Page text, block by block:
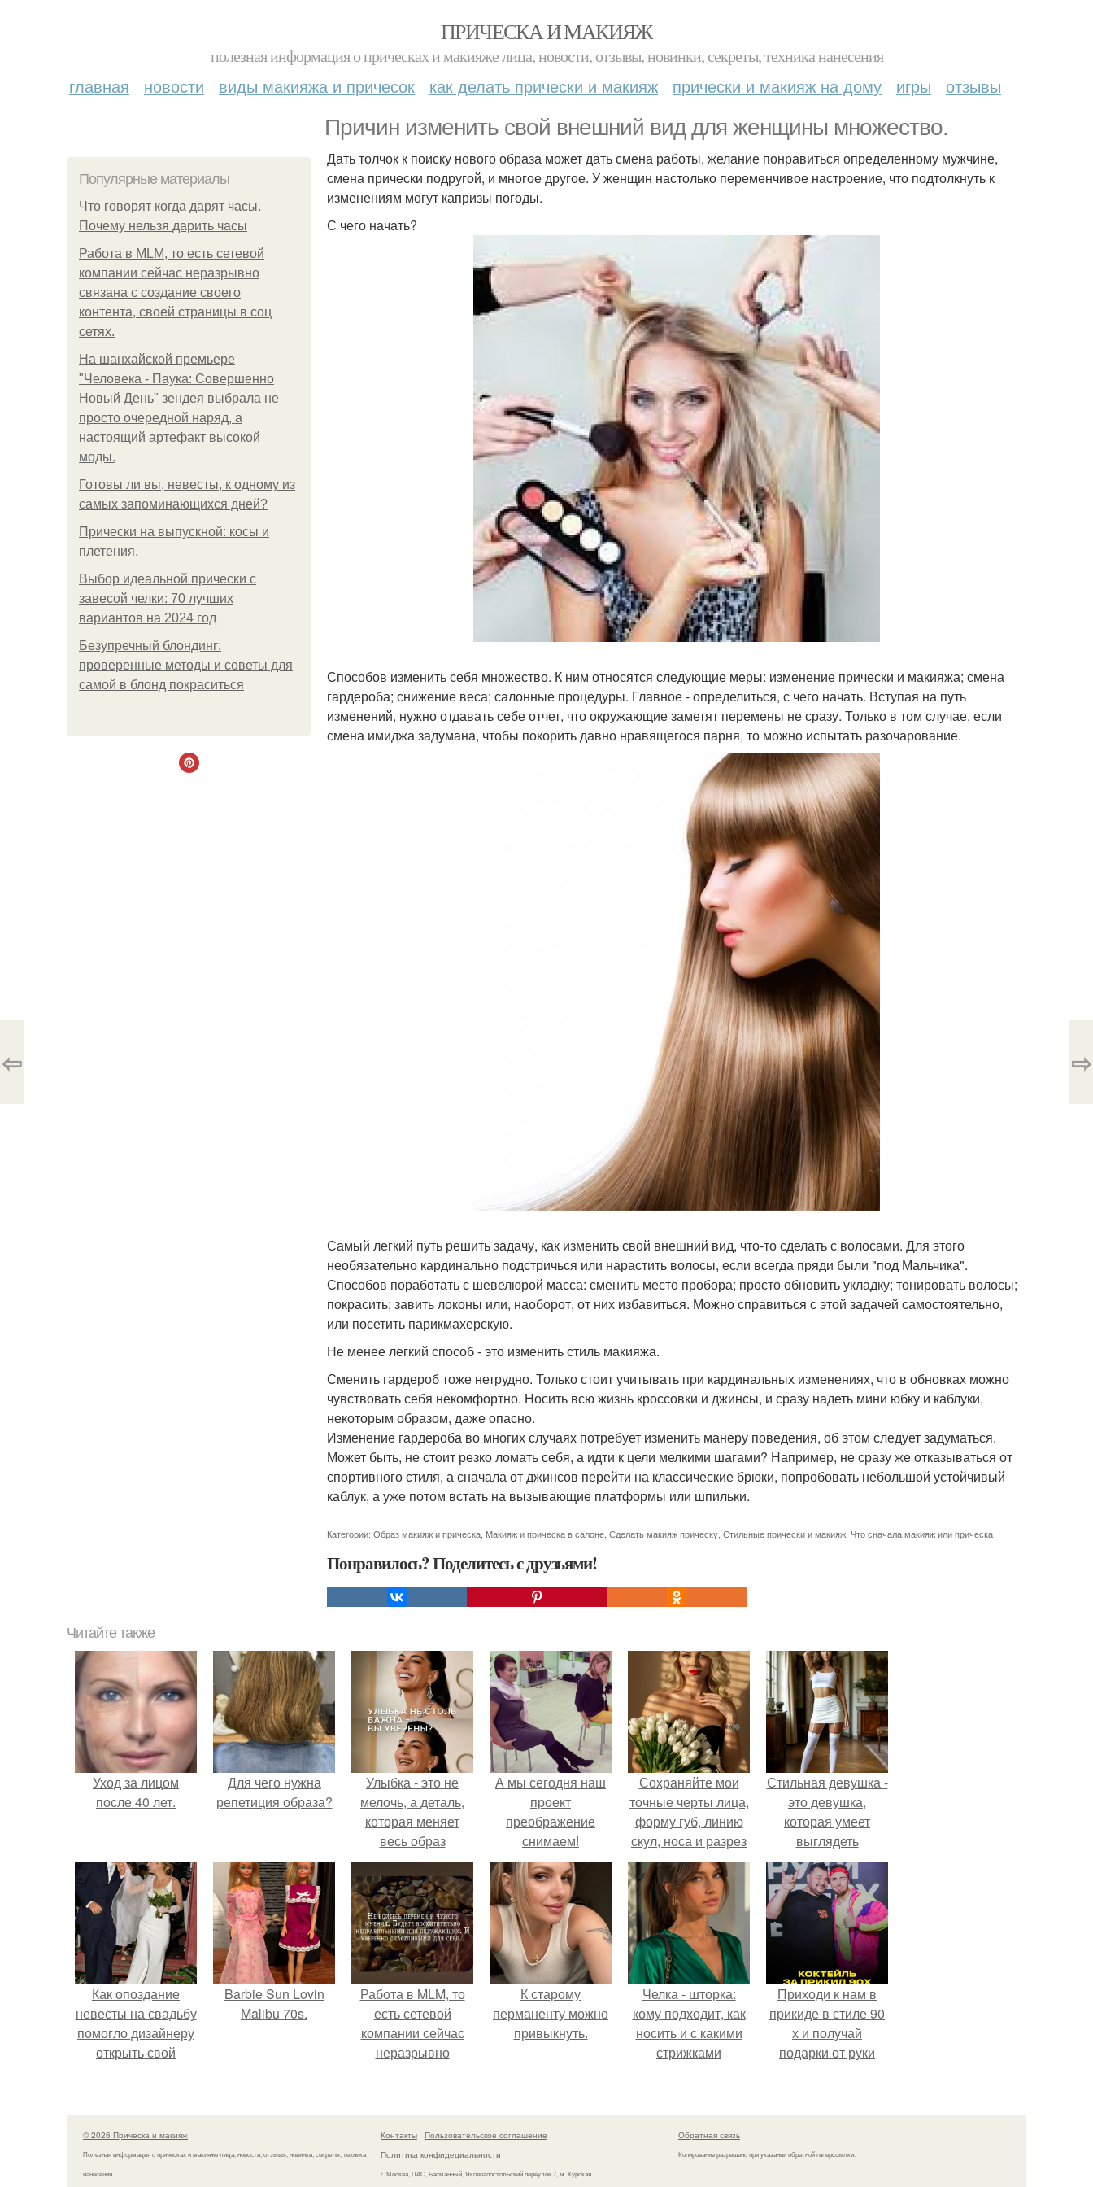
ПРИЧЕСКА И МАКИЯЖ
полезная информация о прическах и макияже лица, новости, отзывы, новинки, секреты, техника нанесения
главная новости виды макияжа и причесок как делать прически и макияж прически и макияж на дому игры отзывы
Причин изменить свой внешний вид для женщины множество.
Популярные материалы
Что говорят когда дарят часы.
Почему нельзя дарить часы
Работа в MLM, то есть сетевой
компании сейчас неразрывно
связана с создание своего
контента, своей страницы в соц
сетях.
На шанхайской премьере
"Человека - Паука: Совершенно
Новый День" зендея выбрала не
просто очередной наряд, а
настоящий артефакт высокой
моды.
Готовы ли вы, невесты, к одному из
самых запоминающихся дней?
Прически на выпускной: косы и
плетения.
Выбор идеальной прически с
завесой челки: 70 лучших
вариантов на 2024 год
Безупречный блондинг:
проверенные методы и советы для
самой в блонд покраситься
Дать толчок к поиску нового образа может дать смена работы, желание понравиться определенному мужчине,
смена прически подругой, и многое другое. У женщин настолько переменчивое настроение, что подтолкнуть к
изменениям могут капризы погоды.
С чего начать?
Способов изменить себя множество. К ним относятся следующие меры: изменение прически и макияжа; смена
гардероба; снижение веса; салонные процедуры. Главное - определиться, с чего начать. Вступая на путь
изменений, нужно отдавать себе отчет, что окружающие заметят перемены не сразу. Только в том случае, если
смена имиджа задумана, чтобы покорить давно нравящегося парня, то можно испытать разочарование.
Самый легкий путь решить задачу, как изменить свой внешний вид, что-то сделать с волосами. Для этого
необязательно кардинально подстричься или нарастить волосы, если всегда пряди были "под Мальчика".
Способов поработать с шевелюрой масса: сменить место пробора; просто обновить укладку; тонировать волосы;
покрасить; завить локоны или, наоборот, от них избавиться. Можно справиться с этой задачей самостоятельно,
или посетить парикмахерскую.
Не менее легкий способ - это изменить стиль макияжа.
Сменить гардероб тоже нетрудно. Только стоит учитывать при кардинальных изменениях, что в обновках можно
чувствовать себя некомфортно. Носить всю жизнь кроссовки и джинсы, и сразу надеть мини юбку и каблуки,
некоторым образом, даже опасно.
Изменение гардероба во многих случаях потребует изменить манеру поведения, об этом следует задуматься.
Может быть, не стоит резко ломать себя, а идти к цели мелкими шагами? Например, не сразу же отказываться от
спортивного стиля, а сначала от джинсов перейти на классические брюки, попробовать небольшой устойчивый
каблук, а уже потом встать на вызывающие платформы или шпильки.
Категории: Образ макияж и прическа Макияж и прическа в салоне Сделать макияж прическу Стильные прически и макияж Что сначала макияж или прическа
Понравилось? Поделитесь с друзьями!
⇦ ⇨
Читайте также
Уход за лицом
после 40 лет.
Для чего нужна
репетиция образа?
Улыбка - это не
мелочь, а деталь,
которая меняет
весь образ
человека.
А мы сегодня наш
проект
преображение
снимаем!
Сохраняйте мои
точные черты лица,
форму губ, линию
скул, носа и разрез
глаз.
Стильная девушка -
это девушка,
которая умеет
выглядеть
привлекательно и
элегантно в любои
ситуации.
Как опоздание
невесты на свадьбу
помогло дизайнеру
открыть свой
Barbie Sun Lovin
Malibu 70s.
Работа в MLM, то
есть сетевой
компании сейчас
неразрывно
своей страницы в
соц сетях.
К старому
перманенту можно
привыкнуть.
Челка - шторка:
кому подходит, как
носить и с какими
стрижками
Приходи к нам в
прикиде в стиле 90
х и получай
подарки от руки
© 2026 Прическа и макияж
Полезная информация о прическах и макияже лица, новости, отзывы, новинки, секреты, техника
нанесения
Контакты
Пользовательское соглашение
Политика конфидециальности
г. Москва, ЦАО, Басманный, Яковоапостольский переулок 7, м. Курская
Обратная связь
Копирование разрешено при указании обратной гиперссылки.